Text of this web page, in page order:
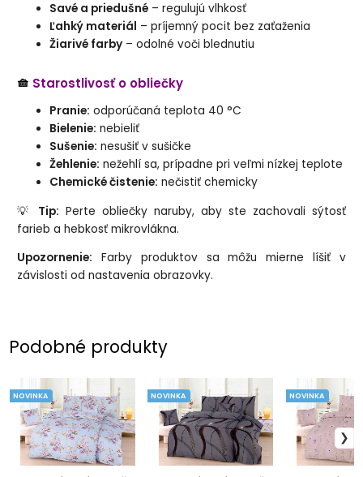
Savé a priedušné – regulujú vlhkosť
Ľahký materiál – príjemný pocit bez zaťaženia
Žiarivé farby – odolné voči blednutiu
🧺 Starostlivosť o obliečky
Pranie: odporúčaná teplota 40 °C
Bielenie: nebieliť
Sušenie: nesušiť v sušičke
Žehlenie: nežehlí sa, prípadne pri veľmi nízkej teplote
Chemické čistenie: nečistiť chemicky
💡 Tip: Perte obliečky naruby, aby ste zachovali sýtosť
farieb a hebkosť mikrovlákna.
Upozornenie: Farby produktov sa môžu mierne líšiť v
závislosti od nastavenia obrazovky.
Podobné produkty
NOVINKA NOVINKA NOVINKA